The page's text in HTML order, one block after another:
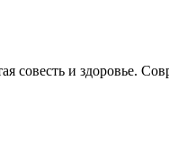
совесть и здоровье.